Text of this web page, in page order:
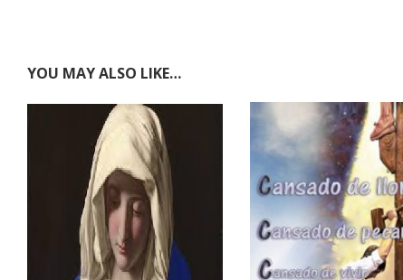
YOU MAY ALSO LIKE…